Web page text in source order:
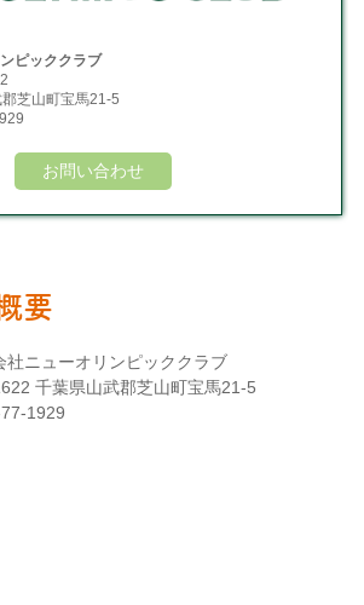
ピッククラブ
芝山町宝馬21-5
お問い合わせ
要
社ニューオリンピッククラブ
千葉県山武郡芝山町宝馬21-5
1929